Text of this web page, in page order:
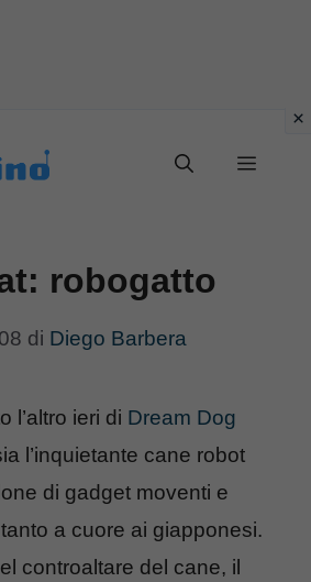
Menu
robogatto
di Diego Barbera
l’altro ieri di Dream Dog
l’inquietante cane robot
di gadget moventi e
a cuore ai giapponesi.
controaltare del cane, il